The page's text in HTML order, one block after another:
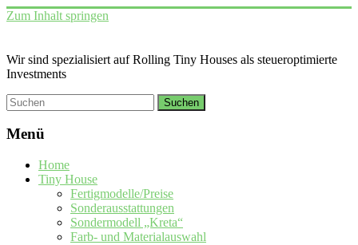
Zum Inhalt springen
Wir sind spezialisiert auf Rolling Tiny Houses als steueroptimierte
Investments
Menü
Home
Tiny House
Fertigmodelle/Preise
Sonderausstattungen
Sondermodell „Kreta“
Farb- und Materialauswahl